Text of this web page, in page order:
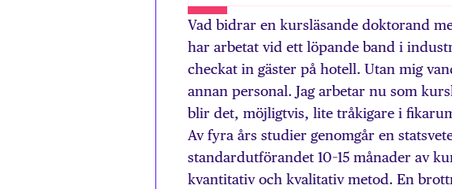
Vad bidrar en kursläsande doktorand
har arbetat vid ett löpande band i
checkat in gäster på hotell. Utan mig
annan personal. Jag arbetar nu som
blir det, möjligtvis, lite tråkigare i
Av fyra års studier genomgår en
standardutförandet 10–15 månader av
kvantitativ och kvalitativ metod. En